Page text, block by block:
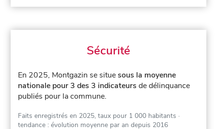
Sécurité
En 2025, Montgazin se situesous la moyenne
nationale pour 3 des 3 indicateurs de délinquance
publiés pour la commune.
Faits enregistrés en 2025, taux pour 1 000 habitants ·
tendance : évolution moyenne par an depuis 2016